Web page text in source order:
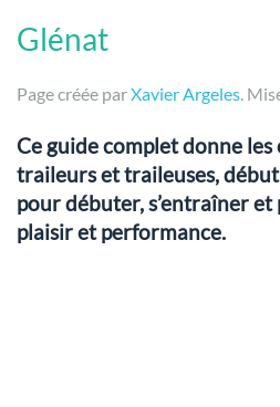
Glénat
Page créée parXavier Argeles.
Ce guide complet donne les
traileurs et traileuses,
pour débuter, s’entraîner
plaisir et performance.